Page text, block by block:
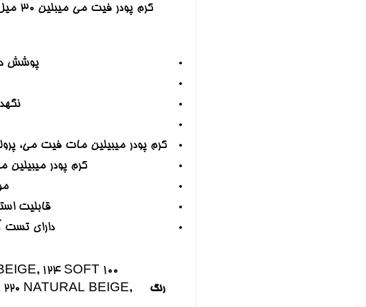
پوشش
کرم پودر میبیلین مات فیت می،
کرم پودر
قابلیت
دارای تست
رنگ
100 WARM IVORY
, 124 SOFT
220 NATURAL BEIGE,